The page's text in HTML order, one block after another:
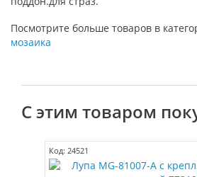
Посмотрите больше товаров в
мозаика
С этим товаром
Код: 24521